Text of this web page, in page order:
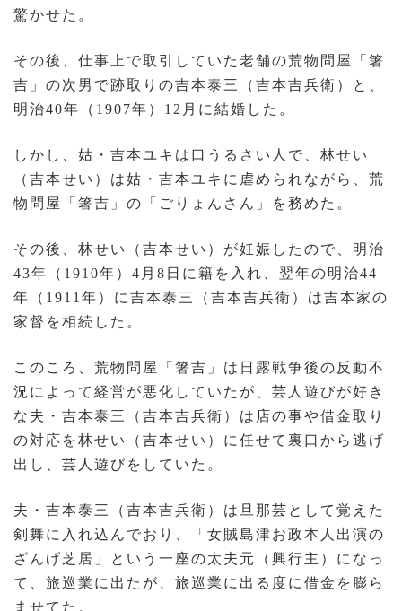
驚かせた。
その後、仕事上で取引していた老舗の荒物問屋「箸
吉」の次男で跡取りの吉本泰三（吉本吉兵衛）と、
明治40年（1907年）12月に結婚した。
しかし、姑・吉本ユキは口うるさい人で、林せい
（吉本せい）は姑・吉本ユキに虐められながら、荒
物問屋「箸吉」の「ごりょんさん」を務めた。
その後、林せい（吉本せい）が妊娠したので、明治
43年（1910年）4月8日に籍を入れ、翌年の明治44
年（1911年）に吉本泰三（吉本吉兵衛）は吉本家の
家督を相続した。
このころ、荒物問屋「箸吉」は日露戦争後の反動不
況によって経営が悪化していたが、芸人遊びが好き
な夫・吉本泰三（吉本吉兵衛）は店の事や借金取り
の対応を林せい（吉本せい）に任せて裏口から逃げ
出し、芸人遊びをしていた。
夫・吉本泰三（吉本吉兵衛）は旦那芸として覚えた
剣舞に入れ込んでおり、「女賊島津お政本人出演の
ざんげ芝居」という一座の太夫元（興行主）になっ
て、旅巡業に出たが、旅巡業に出る度に借金を膨ら
ませてた。